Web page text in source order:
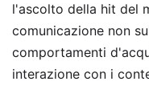
l'ascolto della hit del
comunicazione non
comportamenti
interazione con i